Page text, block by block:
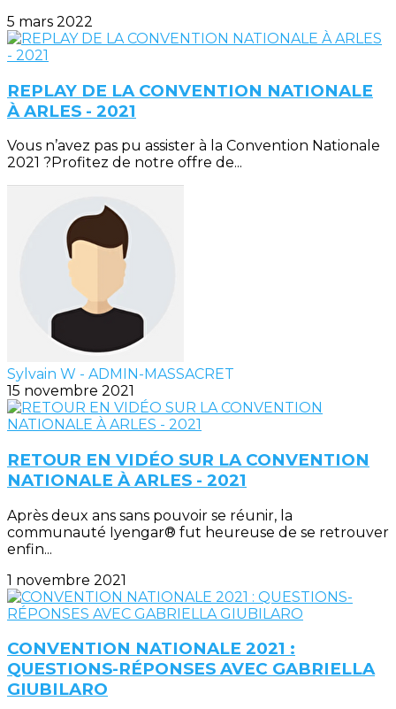
5 mars 2022
REPLAY DE LA CONVENTION NATIONALE
À ARLES - 2021
Vous n’avez pas pu assister à la Convention Nationale
2021 ?Profitez de notre offre de...
Sylvain W - ADMIN-MASSACRET
15 novembre 2021
RETOUR EN VIDÉO SUR LA CONVENTION
NATIONALE À ARLES - 2021
Après deux ans sans pouvoir se réunir, la
communauté Iyengar® fut heureuse de se retrouver
enfin...
1 novembre 2021
CONVENTION NATIONALE 2021 :
QUESTIONS-RÉPONSES AVEC GABRIELLA
GIUBILARO